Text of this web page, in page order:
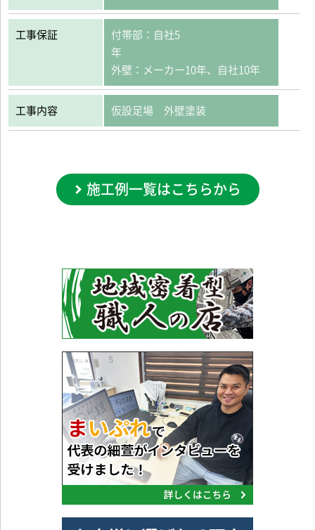
工事保証
付帯部：自社5
外壁：メーカー10年、自社10年
工事内容 仮設足場 外壁塗装
施工例一覧はこちらから